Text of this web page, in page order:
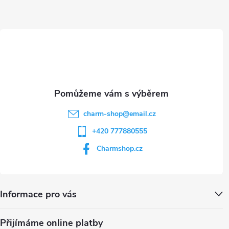
charm-shop@email.cz
+420 777880555
Charmshop.cz
Informace pro vás
Přijímáme online platby